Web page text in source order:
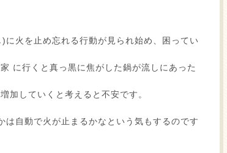
火を止め忘れる行動が見られ始め、困ってい
に行くと真っ黒に焦がした鍋が流しにあった
加していくと考えると不安です。
自動で火が止まるかなという気もするのです